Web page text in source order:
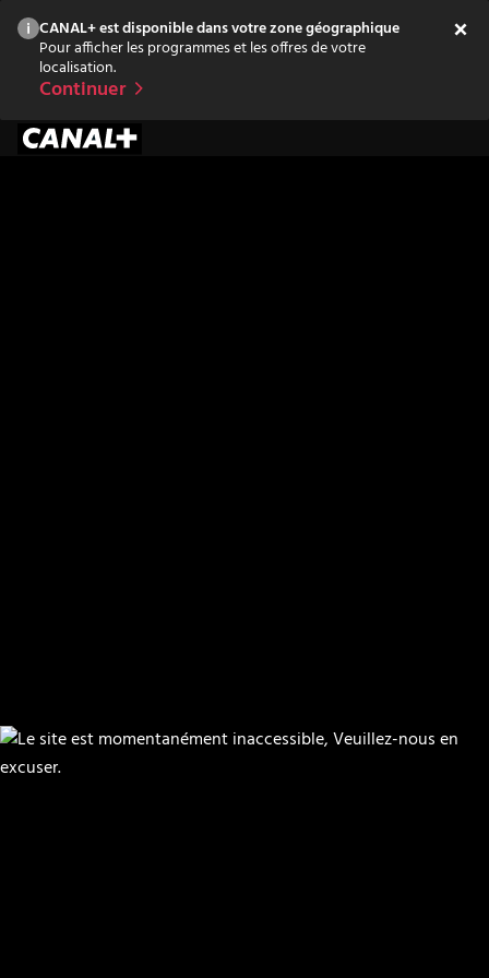
CANAL+ est disponible dans votre zone géographique
Pour afficher les programmes et les offres de votre
localisation.
Continuer